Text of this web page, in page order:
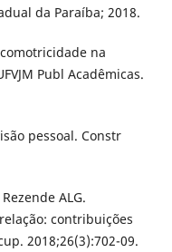
da Paraíba; 2018.
na
Publ Acadêmicas.
pessoal. Constr
ALG.
contribuições
2018;26(3):702-09.